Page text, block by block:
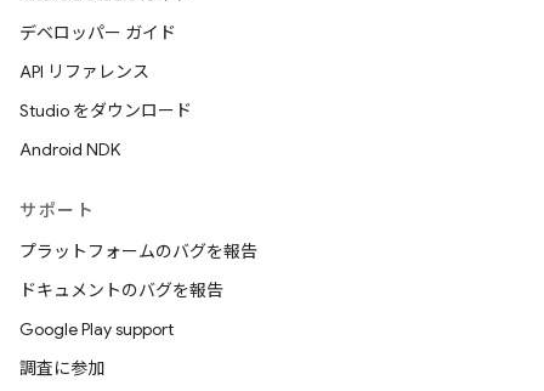
デベロッパー ガイド
API リファレンス
Studio をダウンロード
Android NDK
サポート
プラットフォームのバグを報告
ドキュメントのバグを報告
Google Play support
調査に参加